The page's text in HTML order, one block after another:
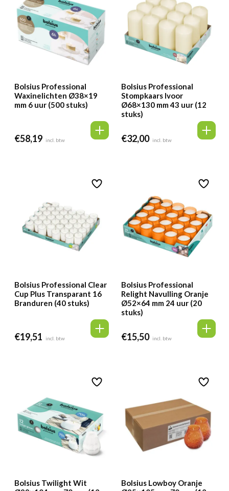
Bolsius Professional
Waxinelichten Ø38×19
mm 6 uur (500 stuks)
€58,19 incl. btw
Bolsius Professional
Stompkaars Ivoor
Ø68×130 mm 43 uur (12
stuks)
€32,00 incl. btw
Bolsius Professional Clear
Cup Plus Transparant 16
Branduren (40 stuks)
€19,51 incl. btw
Bolsius Professional
Relight Navulling Oranje
Ø52×64 mm 24 uur (20
stuks)
€15,50 incl. btw
Bolsius Twilight Wit
Bolsius Lowboy Oranje